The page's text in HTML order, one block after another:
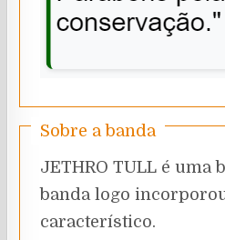
Sobre a banda
JETHRO TULL é uma
banda logo
característico.